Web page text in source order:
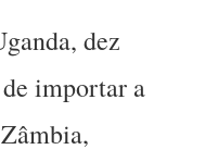
dez
importar a